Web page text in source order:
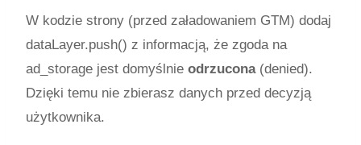
W kodzie strony (przed załadowaniem GTM) dodaj
dataLayer.push() z informacją, że zgoda na
ad_storage jest domyślnie odrzucona(denied).
Dzięki temu nie zbierasz danych przed decyzją
użytkownika.